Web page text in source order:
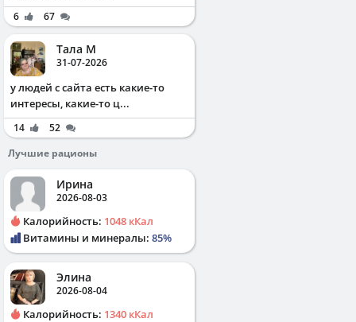
6 67
Тала М
31-07-2026
у людей с сайта есть какие-то
интересы, какие-то ц...
14
52
Лучшие рационы
Ирина
2026-08-03
Калорийность: 1048 кКал
Витамины и минералы: 85%
Элина
2026-08-04
Калорийность: 1340 кКал